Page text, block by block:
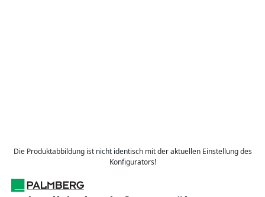
Die Produktabbildung ist nicht identisch mit der aktuellen Einstellung des
Konfigurators!